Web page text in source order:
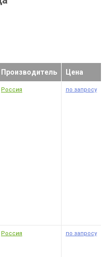
Производитель Цена
Россия по запросу
Россия по запросу